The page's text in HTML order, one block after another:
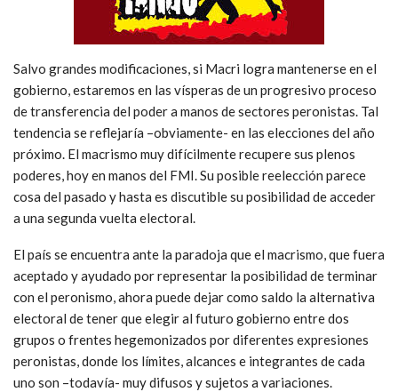
Salvo grandes modificaciones, si Macri logra mantenerse en el
gobierno, estaremos en las vísperas de un progresivo proceso
de transferencia del poder a manos de sectores peronistas. Tal
tendencia se reflejaría –obviamente- en las elecciones del año
próximo. El macrismo muy difícilmente recupere sus plenos
poderes, hoy en manos del FMI. Su posible reelección parece
cosa del pasado y hasta es discutible su posibilidad de acceder
a una segunda vuelta electoral.
El país se encuentra ante la paradoja que el macrismo, que fuera
aceptado y ayudado por representar la posibilidad de terminar
con el peronismo, ahora puede dejar como saldo la alternativa
electoral de tener que elegir al futuro gobierno entre dos
grupos o frentes hegemonizados por diferentes expresiones
peronistas, donde los límites, alcances e integrantes de cada
uno son –todavía- muy difusos y sujetos a variaciones.